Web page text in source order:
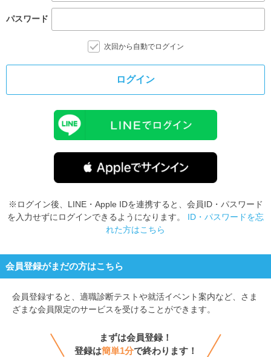
パスワード
次回から自動でログイン
ログイン
※ログイン後、LINE・Apple IDを連携すると、会員ID・パスワード
を入力せずにログインできるようになります。 ID・パスワードを忘
れた方はこちら
会員登録がまだの方はこちら
会員登録すると、 適職診断テストや就活イベント案内など、さま
ざまな会員限定のサービスを受けることができます。
まずは会員登録！
登録は簡単1分で終わります！